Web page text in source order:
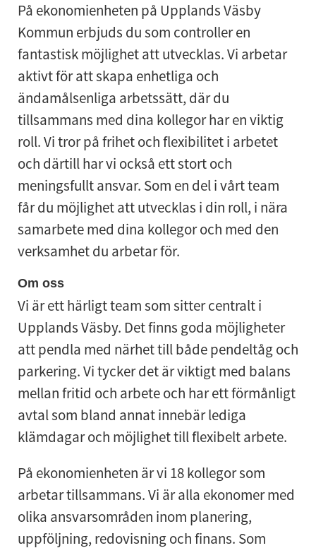
På ekonomienheten på Upplands Väsby
Kommun erbjuds du som controller en
fantastisk möjlighet att utvecklas. Vi arbetar
aktivt för att skapa enhetliga och
ändamålsenliga arbetssätt, där du
tillsammans med dina kollegor har en viktig
roll. Vi tror på frihet och flexibilitet i arbetet
och därtill har vi också ett stort och
meningsfullt ansvar. Som en del i vårt team
får du möjlighet att utvecklas i din roll, i nära
samarbete med dina kollegor och med den
verksamhet du arbetar för.
Om oss
Vi är ett härligt team som sitter centralt i
Upplands Väsby. Det finns goda möjligheter
att pendla med närhet till både pendeltåg och
parkering. Vi tycker det är viktigt med balans
mellan fritid och arbete och har ett förmånligt
avtal som bland annat innebär lediga
klämdagar och möjlighet till flexibelt arbete.
På ekonomienheten är vi 18 kollegor som
arbetar tillsammans. Vi är alla ekonomer med
olika ansvarsområden inom planering,
uppföljning, redovisning och finans. Som